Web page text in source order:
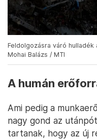
Feldolgozásra váró
Mohai Balázs / MTI
A humán
Ami pedig a
nagy gond az
tartanak, hogy az új